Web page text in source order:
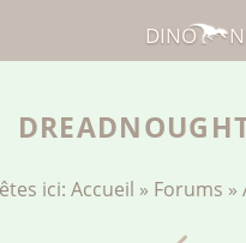
ici: Accueil » Forums »
DINO